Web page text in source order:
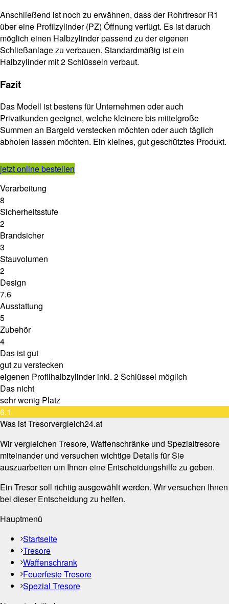
Anschließend ist noch zu erwähnen, dass der Rohrtresor R1
über eine Profilzylinder (PZ) Öffnung verfügt. Es ist daruch
möglich einen Halbzylinder passend zu der eigenen
Schließanlage zu verbauen. Standardmäßig ist ein
Halbzylinder mit 2 Schlüsseln verbaut.
Fazit
Das Modell ist bestens für Unternehmen oder auch
Privatkunden geeignet, welche kleinere bis mittelgroße
Summen an Bargeld verstecken möchten oder auch täglich
abholen lassen möchten. Ein kleines, gut geschütztes Produkt.
jetzt online bestellen
Verarbeitung
8
Sicherheitsstufe
2
Brandsicher
3
Stauvolumen
2
Design
7.6
Ausstattung
5
Zubehör
4
Das ist gut
gut zu verstecken
eigenen Profilhalbzylinder inkl. 2 Schlüssel möglich
Das nicht
sehr wenig Platz
6.1
Was ist Tresorvergleich24.at
Wir vergleichen Tresore, Waffenschränke und Spezialtresore
miteinander und versuchen wichtige Details für Sie
auszuarbeiten um Ihnen eine Entscheidungshilfe zu geben.
Ein Tresor soll richtig ausgewählt werden. Wir versuchen Ihnen
bei dieser Entscheidung zu helfen.
Hauptmenü
Startseite
Tresore
Waffenschrank
Feuerfeste Tresore
Spezial Tresore